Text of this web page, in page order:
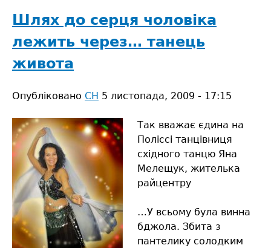
красуня
Шлях до серця чоловіка
лежить через… танець
живота
Опубліковано СН 5 листопада, 2009 - 17:15
Так вважає єдина на
Поліссі танцівниця
східного танцю Яна
Мелещук, жителька
райцентру
…У всьому була винна
бджола. Збита з
пантелику солодким